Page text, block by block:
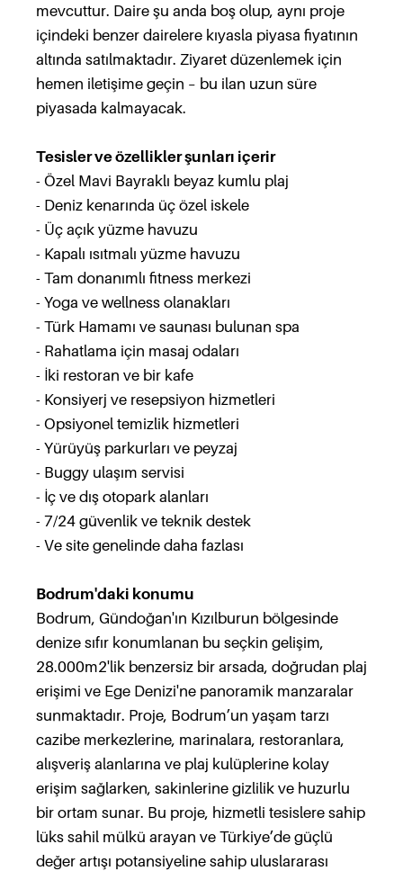
mevcuttur. Daire şu anda boş olup, aynı proje
içindeki benzer dairelere kıyasla piyasa fiyatının
altında satılmaktadır. Ziyaret düzenlemek için
hemen iletişime geçin – bu ilan uzun süre
piyasada kalmayacak.
Tesisler ve özellikler şunları içerir
- Özel Mavi Bayraklı beyaz kumlu plaj
- Deniz kenarında üç özel iskele
- Üç açık yüzme havuzu
- Kapalı ısıtmalı yüzme havuzu
- Tam donanımlı fitness merkezi
- Yoga ve wellness olanakları
- Türk Hamamı ve saunası bulunan spa
- Rahatlama için masaj odaları
- İki restoran ve bir kafe
- Konsiyerj ve resepsiyon hizmetleri
- Opsiyonel temizlik hizmetleri
- Yürüyüş parkurları ve peyzaj
- Buggy ulaşım servisi
- İç ve dış otopark alanları
- 7/24 güvenlik ve teknik destek
- Ve site genelinde daha fazlası
Bodrum'daki konumu
Bodrum, Gündoğan'ın Kızılburun bölgesinde
denize sıfır konumlanan bu seçkin gelişim,
28.000m2'lik benzersiz bir arsada, doğrudan plaj
erişimi ve Ege Denizi'ne panoramik manzaralar
sunmaktadır. Proje, Bodrum’un yaşam tarzı
cazibe merkezlerine, marinalara, restoranlara,
alışveriş alanlarına ve plaj kulüplerine kolay
erişim sağlarken, sakinlerine gizlilik ve huzurlu
bir ortam sunar. Bu proje, hizmetli tesislere sahip
lüks sahil mülkü arayan ve Türkiye’de güçlü
değer artışı potansiyeline sahip uluslararası